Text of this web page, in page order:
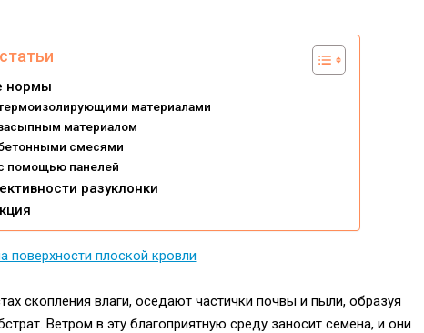
нормы
материалами
материалом
смесями
помощью панелей
разуклонки
скопления влаги, оседают частички почвы и пыли, образуя
Ветром в эту благоприятную среду заносит семена, и они